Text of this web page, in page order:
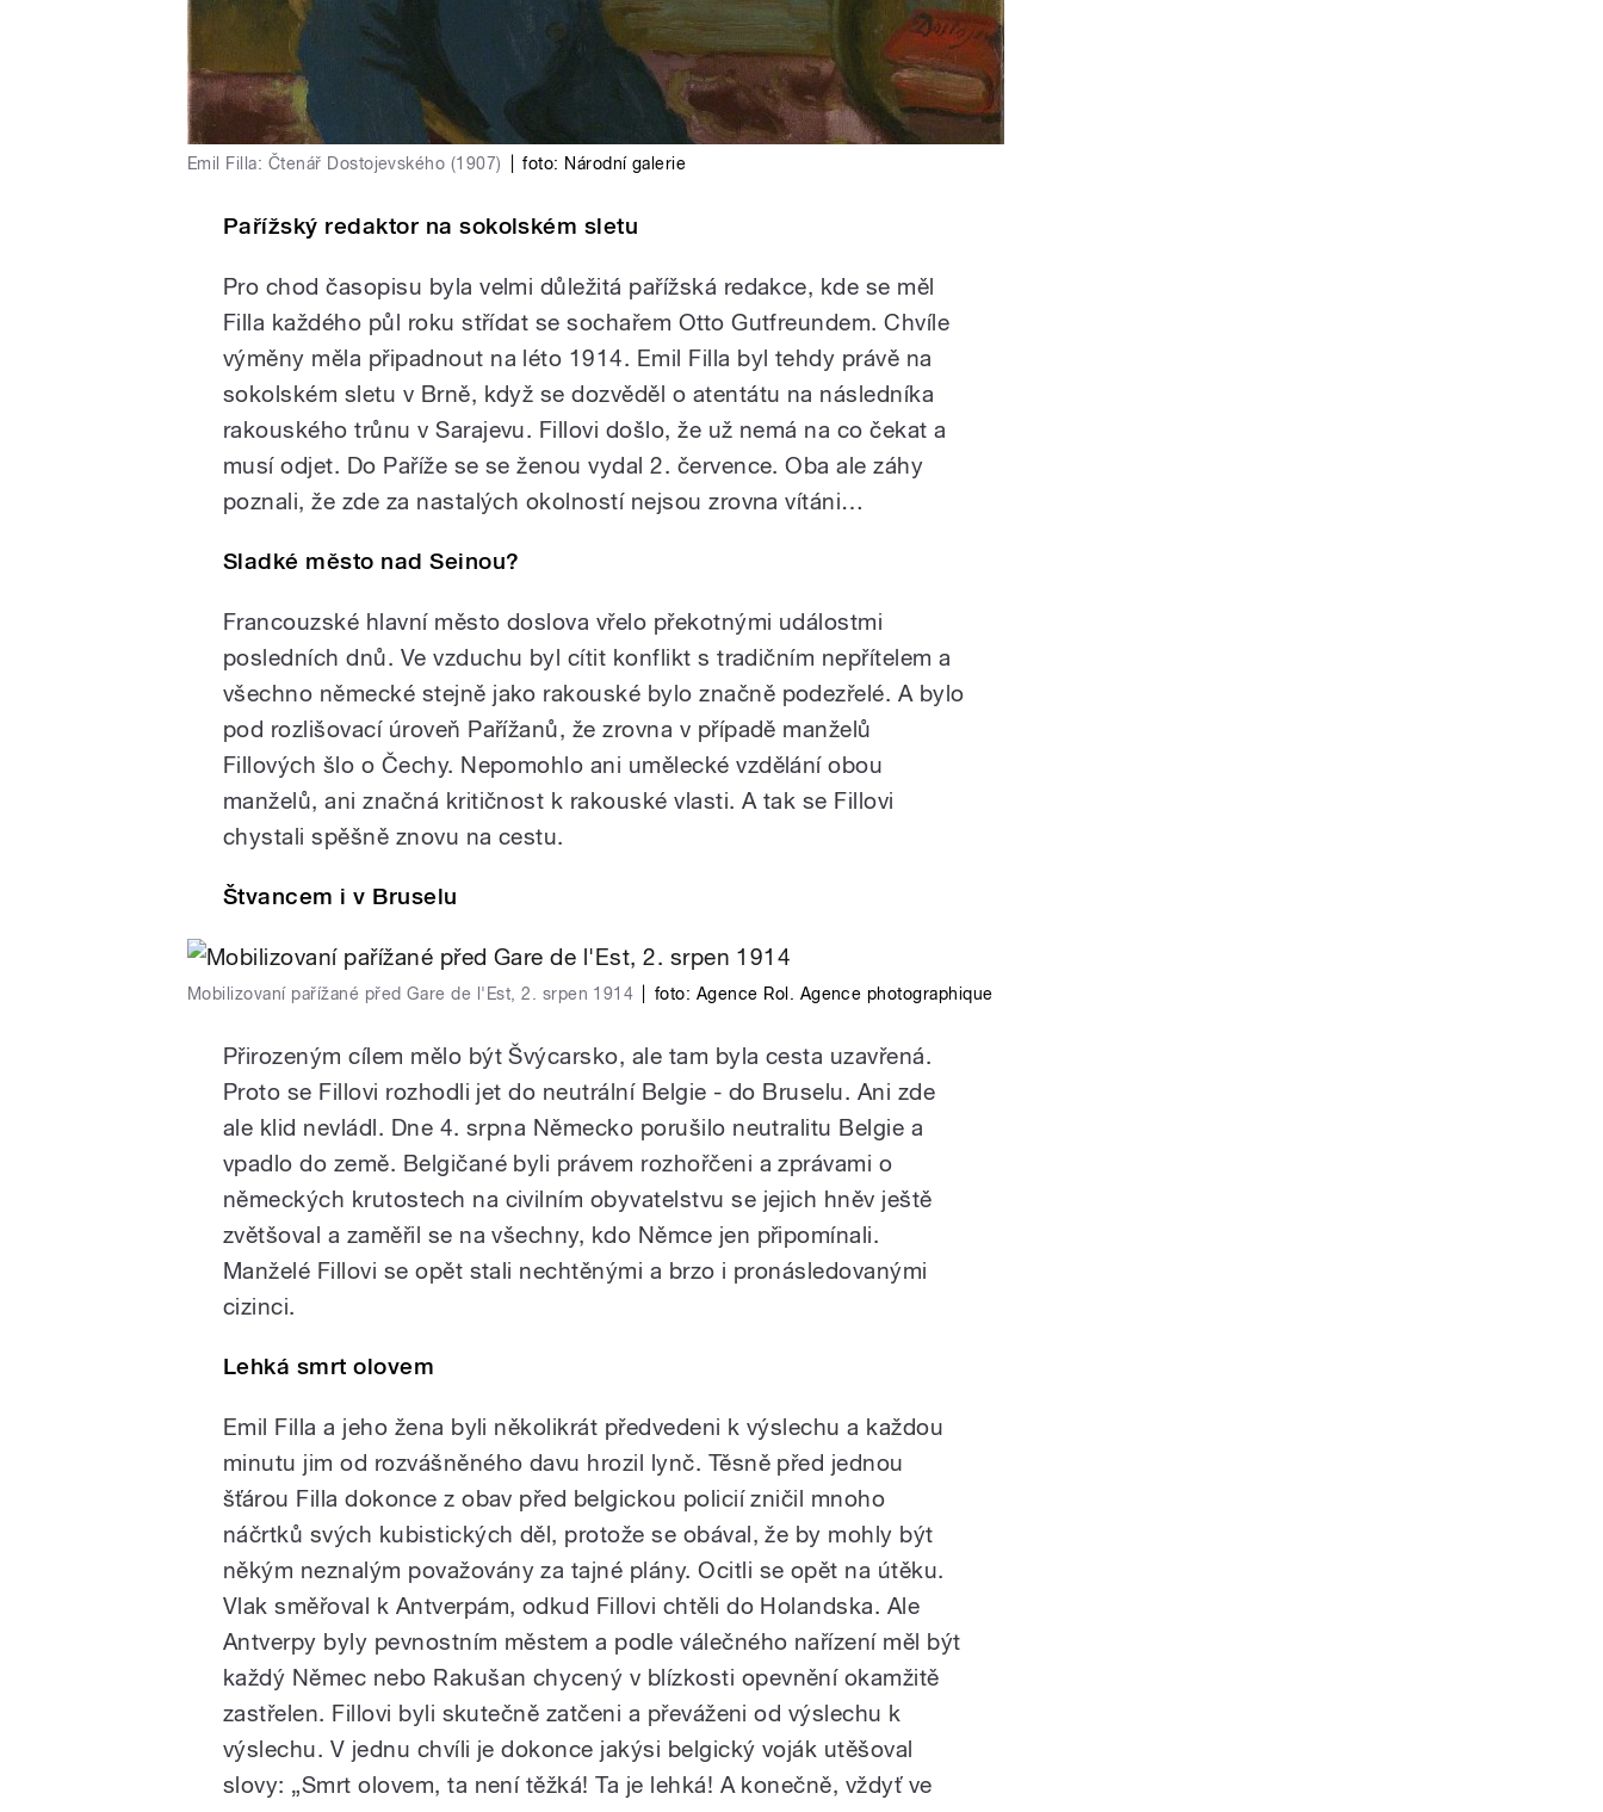
Emil Filla: Čtenář Dostojevského (1907) foto: Národní galerie
Pařížský redaktor na sokolském sletu
Pro chod časopisu byla velmi důležitá pařížská redakce, kde se měl
Filla každého půl roku střídat se sochařem Otto Gutfreundem. Chvíle
výměny měla připadnout na léto 1914. Emil Filla byl tehdy právě na
sokolském sletu v Brně, když se dozvěděl o atentátu na následníka
rakouského trůnu v Sarajevu. Fillovi došlo, že už nemá na co čekat a
musí odjet. Do Paříže se se ženou vydal 2. července. Oba ale záhy
poznali, že zde za nastalých okolností nejsou zrovna vítáni…
Sladké město nad Seinou?
Francouzské hlavní město doslova vřelo překotnými událostmi
posledních dnů. Ve vzduchu byl cítit konflikt s tradičním nepřítelem a
všechno německé stejně jako rakouské bylo značně podezřelé. A bylo
pod rozlišovací úroveň Pařížanů, že zrovna v případě manželů
Fillových šlo o Čechy. Nepomohlo ani umělecké vzdělání obou
manželů, ani značná kritičnost k rakouské vlasti. A tak se Fillovi
chystali spěšně znovu na cestu.
Štvancem i v Bruselu
Mobilizovaní pařížané před Gare de l'Est, 2. srpen 1914 foto: Agence Rol. Agence photographique
Přirozeným cílem mělo být Švýcarsko, ale tam byla cesta uzavřená.
Proto se Fillovi rozhodli jet do neutrální Belgie - do Bruselu. Ani zde
ale klid nevládl. Dne 4. srpna Německo porušilo neutralitu Belgie a
vpadlo do země. Belgičané byli právem rozhořčeni a zprávami o
německých krutostech na civilním obyvatelstvu se jejich hněv ještě
zvětšoval a zaměřil se na všechny, kdo Němce jen připomínali.
Manželé Fillovi se opět stali nechtěnými a brzo i pronásledovanými
cizinci.
Lehká smrt olovem
Emil Filla a jeho žena byli několikrát předvedeni k výslechu a každou
minutu jim od rozvášněného davu hrozil lynč. Těsně před jednou
šťárou Filla dokonce z obav před belgickou policií zničil mnoho
náčrtků svých kubistických děl, protože se obával, že by mohly být
někým neznalým považovány za tajné plány. Ocitli se opět na útěku.
Vlak směřoval k Antverpám, odkud Fillovi chtěli do Holandska. Ale
Antverpy byly pevnostním městem a podle válečného nařízení měl být
každý Němec nebo Rakušan chycený v blízkosti opevnění okamžitě
zastřelen. Fillovi byli skutečně zatčeni a převáženi od výslechu k
výslechu. V jednu chvíli je dokonce jakýsi belgický voják utěšoval
slovy: „Smrt olovem, ta není těžká! Ta je lehká! A konečně, vždyť ve